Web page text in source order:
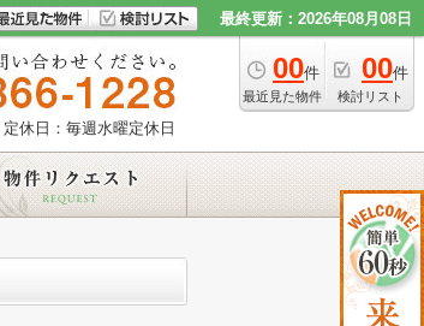
最終更新：2026年08月08日
00件
最近見た物件
00件
検討リスト
定休日：毎週水曜定休日